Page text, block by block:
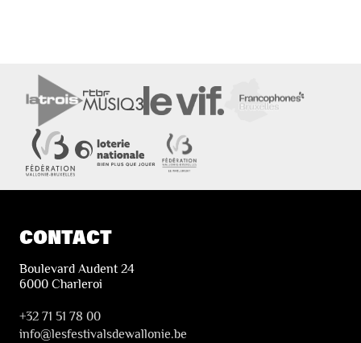
CONTACT
Boulevard Audent 24
6000 Charleroi
+32 71 51 78 00
info@lesfestivalsdewallonie.be